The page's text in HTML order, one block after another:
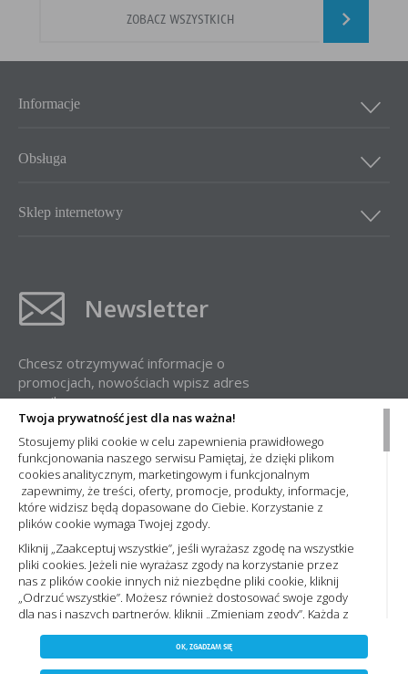
Twoja prywatność jest dla nas ważna!
Stosujemy pliki cookie w celu zapewnienia prawidłowego
funkcjonowania naszego serwisu Pamiętaj, że dzięki plikom
cookies analitycznym, marketingowym i funkcjonalnym
zapewnimy, że treści, oferty, promocje, produkty, informacje,
które widzisz będą dopasowane do Ciebie. Korzystanie z
plików cookie wymaga Twojej zgody.
Kliknij „Zaakceptuj wszystkie”, jeśli wyrażasz zgodę na wszystkie
pliki cookies. Jeżeli nie wyrażasz zgody na korzystanie przez
nas z plików cookie innych niż niezbędne pliki cookie, kliknij
„Odrzuć wszystkie”. Możesz również dostosować swoje zgody
dla nas i naszych partnerów, kliknij „Zmieniam zgody”. Każdą z
zmieniając wybrane ustawienia. Więcej informacji znajdziesz
Polityce prywatności,. Korzystanie z plików cookie we
OK, ZGADZAM SIĘ
ZAPISZ WYBRANE
ZOBACZ WSZYSTKICH
Informacje
Obsługa
Sklep internetowy
Newsletter
Chcesz otrzymywać informacje o
promocjach, nowościach wpisz adres
e-mail:
Administratorem Państwa danych osobowych jest Nowa Elektro Sp. z
o.o. Informacje dotyczące przetwarzania Państwa danych osobowych
oraz zasady, na jakich odbywa się ich przetwarzanie przez spółkę
Nowa Elektro Sp. z o.o. znajdą Państwo w naszejPolityce prywatności
Copyright 2023 by nowaelektro.pl. Wszelkie prawa
zastrzeżone.